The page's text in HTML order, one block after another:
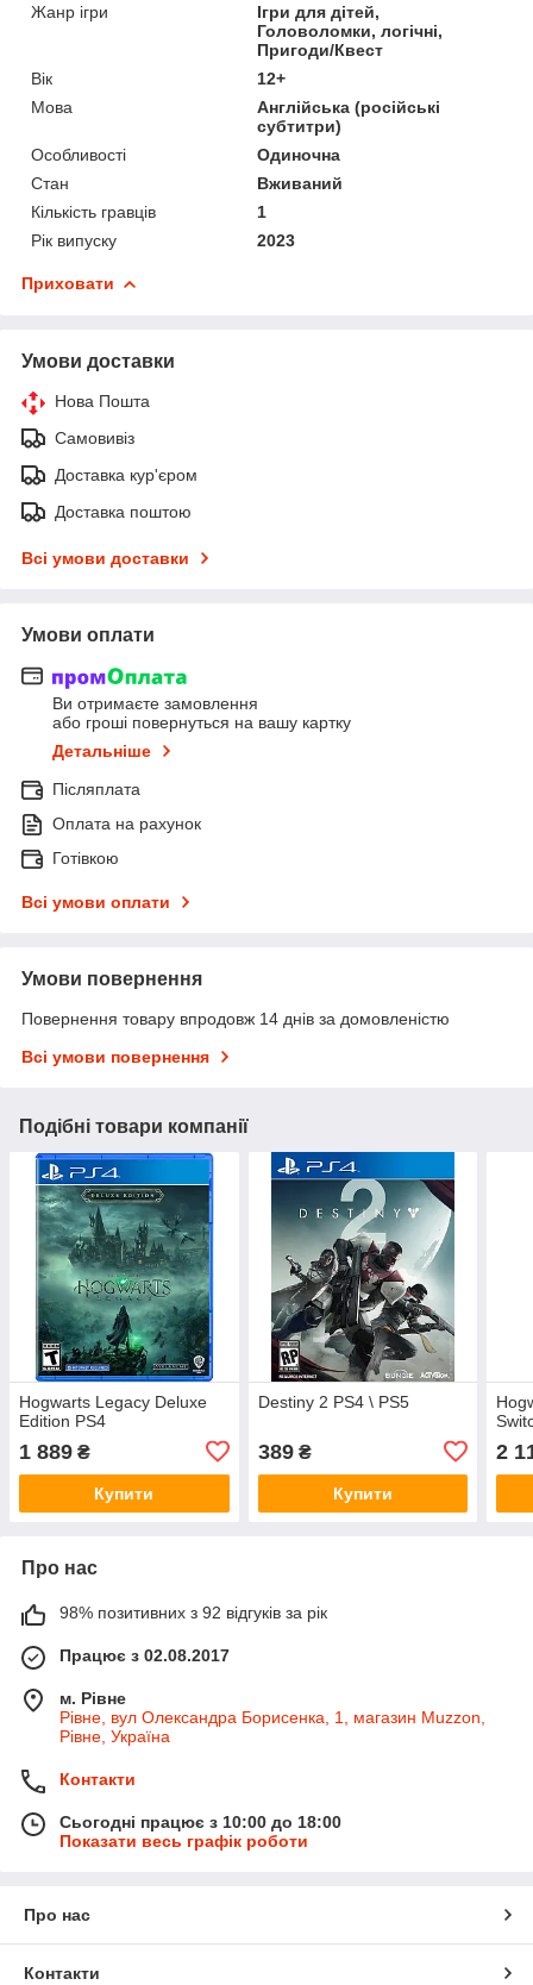
Жанр ігри
Ігри для дітей,
Головоломки, логічні,
Пригоди/Квест
Вік
12+
Мова
Англійська (російські
субтитри)
Особливості
Одиночна
Стан
Вживаний
Кількість гравців
1
Рік випуску
2023
Приховати
Умови доставки
Нова Пошта
Самовивіз
Доставка кур'єром
Доставка поштою
Всі умови доставки
Умови оплати
Ви отримаєте замовлення
або гроші повернуться на вашу картку
Детальніше
Післяплата
Оплата на рахунок
Готівкою
Всі умови оплати
Умови повернення
Повернення товару впродовж 14 днів за домовленістю
Всі умови повернення
Подібні товари компанії
Hogwarts Legacy Deluxe
Edition PS4
1 889 ₴
Купити
Destiny 2 PS4 \ PS5
389₴
Купити
2
Про нас
98% позитивних з 92 відгуків за рік
Працює з 02.08.2017
м. Рівне
Рівне, вул Олександра Борисенка, 1, магазин Muzzon,
Рівне, Україна
Контакти
Сьогодні працює з 10:00 до 18:00
Показати весь графік роботи
Про нас
Контакти